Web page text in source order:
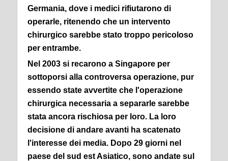
Germania, dove i medici rifiutarono di
operarle, ritenendo che un intervento
chirurgico sarebbe stato troppo pericoloso
per entrambe.
Nel 2003 si recarono a Singapore per
sottoporsi alla controversa operazione, pur
essendo state avvertite che l'operazione
chirurgica necessaria a separarle sarebbe
stata ancora rischiosa per loro. La loro
decisione di andare avanti ha scatenato
l'interesse dei media. Dopo 29 giorni nel
paese del sud est Asiatico, sono andate sul